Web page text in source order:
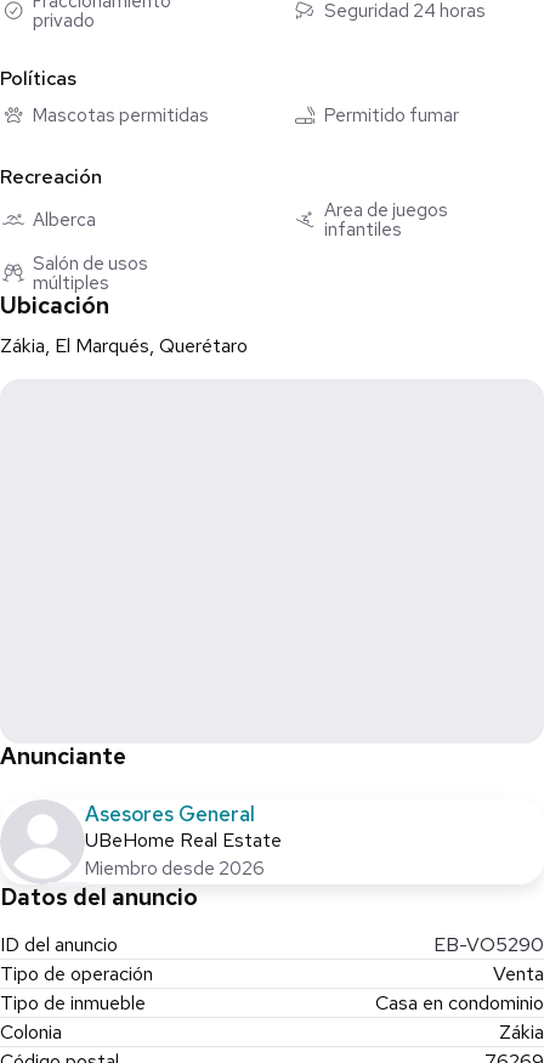
privado
Seguridad 24 horas
Políticas
Mascotas permitidas Permitido fumar
Recreación
Alberca
Área de juegos
infantiles
Salón de usos
múltiples
Ubicación
Zákia, El Marqués, Querétaro
Anunciante
Asesores General
UBeHome Real Estate
Miembro desde 2026
Datos del anuncio
ID del anuncio
EB-VO5290
Tipo de operación
Venta
Tipo de inmueble
Casa en condominio
Colonia
Zákia